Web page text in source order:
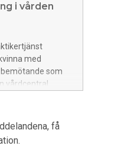
i vården
med
som
vårdcentral.
få